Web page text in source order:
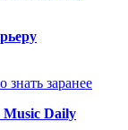
заранее
Music Daily